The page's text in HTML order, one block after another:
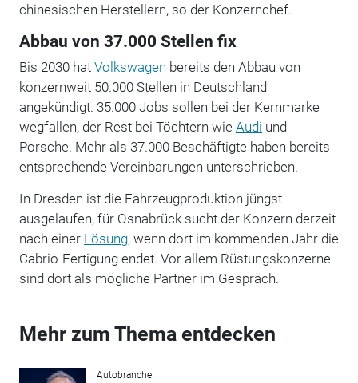
chinesischen Herstellern, so der Konzernchef.
Abbau von 37.000 Stellen fix
Bis 2030 hat Volkswagen bereits den Abbau von
konzernweit 50.000 Stellen in Deutschland
angekündigt. 35.000 Jobs sollen bei der Kernmarke
wegfallen, der Rest bei Töchtern wie Audi und
Porsche. Mehr als 37.000 Beschäftigte haben bereits
entsprechende Vereinbarungen unterschrieben.
In Dresden ist die Fahrzeugproduktion jüngst
ausgelaufen, für Osnabrück sucht der Konzern derzeit
nach einer Lösung, wenn dort im kommenden Jahr die
Cabrio-Fertigung endet. Vor allem Rüstungskonzerne
sind dort als mögliche Partner im Gespräch.
Mehr zum Thema entdecken
Autobranche